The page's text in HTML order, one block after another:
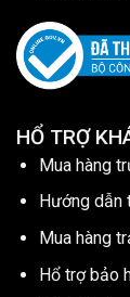
HỔ TRỢ
Mua hàng
Hướng dẫn
Mua hàng
Hổ trợ bảo